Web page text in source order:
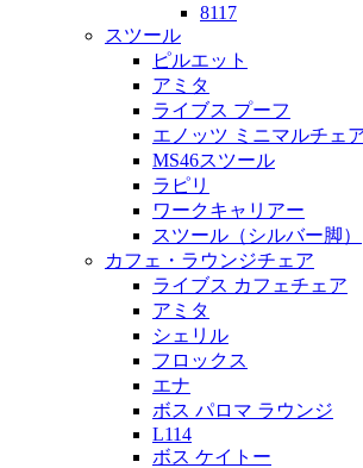
8117
スツール
ピルエット
アミタ
ライブス プーフ
エノッツ ミニマルチェ
MS46スツール
ラピリ
ワークキャリアー
スツール（シルバー脚）
カフェ・ラウンジチェア
ライブス カフェチェア
アミタ
シェリル
フロックス
エナ
ボス パロマ ラウンジ
L114
ボス ケイトー